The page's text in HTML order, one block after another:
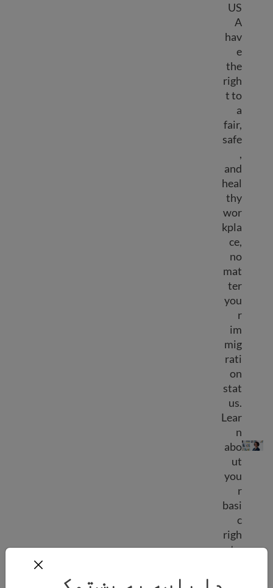
Workers’ rights
US
A
hav
e
the
righ
t to
a
fair,
safe
,
and
heal
thy
wor
kpla
ce,
no
mat
ter
you
r
im
mig
rati
on
stat
us.
Lear
n
abo
ut
you
r
basi
c
righ
ts,